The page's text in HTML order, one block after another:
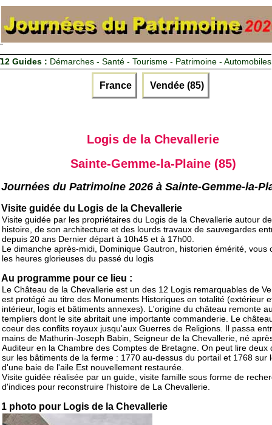
12 Guides : Démarches - Santé - Tourisme - Patrimoine - Automobiles
France Vendée (85)
Logis de la Chevallerie
Sainte-Gemme-la-Plaine (85)
Journées du Patrimoine 2026 à Sainte-Gemme-la-
Visite guidée du Logis de la Chevallerie
Visite guidée par les propriétaires du Logis de la Chevallerie autour
histoire, de son architecture et des lourds travaux de sauvegardes
depuis 20 ans Dernier départ à 10h45 et à 17h00.
Le dimanche après-midi, Dominique Gautron, historien émérité, vous
les heures glorieuses du passé du logis
Au programme pour ce lieu :
Le Château de la Chevallerie est un des 12 Logis remarquables de
est protégé au titre des Monuments Historiques en totalité (extérieur
intérieur, logis et bâtiments annexes). L'origine du château remonte
templiers dont le site abritait une importante commanderie. Le
coeur des conflits royaux jusqu'aux Guerres de Religions. Il passa
mains de Mathurin-Joseph Babin, Seigneur de la Chevallerie, né
Auditeur en la Chambre des Comptes de Bretagne. On peut lire deux
sur les bâtiments de la ferme : 1770 au-dessus du portail et 1768 sur
d'une baie de l'aile Est nouvellement restaurée.
Visite guidée réalisée par un guide, visite famille sous forme de
d'indices pour reconstruire l'histoire de La Chevallerie.
1 photo pour Logis de la Chevallerie